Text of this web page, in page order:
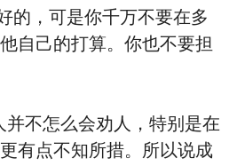
，可是你千万不要在多
自己的打算。你也不要担
怎么会劝人，特别是在
有点不知所措。所以说成